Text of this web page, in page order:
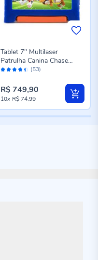
Avaliação: (53)
Tablet 7" Multilaser
Patrulha Canina Chase
64Gb Nb421 - Azul
R$ 749,90
10x R$ 74,99